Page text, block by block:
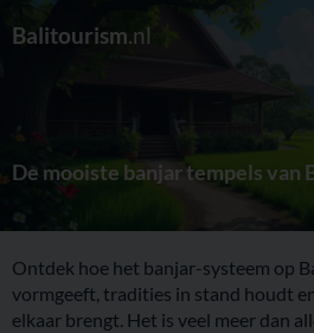
Balitourism.nl
De mooiste banjar tempels van
Ontdek hoe het banjar-systeem op
vormgeeft, tradities in stand houdt
elkaar brengt. Het is veel meer dan